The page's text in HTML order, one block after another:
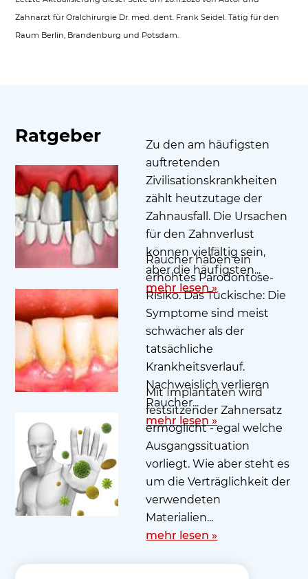
Zahnarzt für Oralchirurgie Dr. med. dent. Frank Seidel. Tätig für den
Raum Berlin, Brandenburg und Potsdam.
Ratgeber
Zu den am häufigsten
auftretenden
Zivilisationskrankheiten
zählt heutzutage der
Zahnausfall. Die Ursachen
für den Zahnverlust
können vielfältig sein,
aber die häufigsten...
mehr lesen »
Raucher haben ein
erhöhtes Parodontose-
Risiko. Das Tückische: Die
Symptome sind meist
schwächer als der
tatsächliche
Krankheitsverlauf.
Nachweislich verlieren
Raucher...
mehr lesen »
Mit Implantaten wird
festsitzender Zahnersatz
ermöglicht - egal welche
Ausgangssituation
vorliegt. Wie aber steht es
um die Verträglichkeit der
verwendeten
Materialien...
mehr lesen »